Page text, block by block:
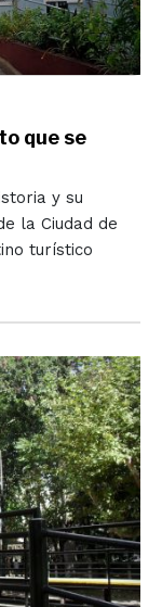
que se
y su
la Ciudad de
turístico